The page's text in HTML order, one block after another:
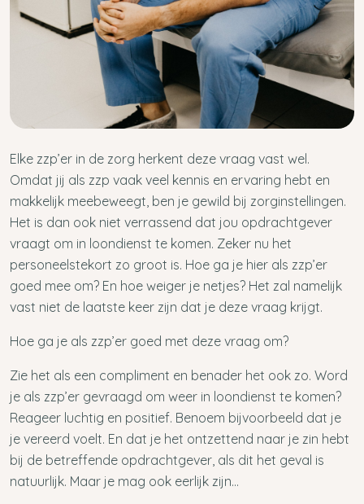
Elke zzp’er in de zorg herkent deze vraag vast wel.
Omdat jij als zzp vaak veel kennis en ervaring hebt en
makkelijk meebeweegt, ben je gewild bij zorginstellingen.
Het is dan ook niet verrassend dat jou opdrachtgever
vraagt om in loondienst te komen. Zeker nu het
personeelstekort zo groot is. Hoe ga je hier als zzp’er
goed mee om? En hoe weiger je netjes? Het zal namelijk
vast niet de laatste keer zijn dat je deze vraag krijgt.
Hoe ga je als zzp’er goed met deze vraag om?
Zie het als een compliment en benader het ook zo. Word
je als zzp’er gevraagd om weer in loondienst te komen?
Reageer luchtig en positief. Benoem bijvoorbeeld dat je
je vereerd voelt. En dat je het ontzettend naar je zin hebt
bij de betreffende opdrachtgever, als dit het geval is
natuurlijk. Maar je mag ook eerlijk zijn…